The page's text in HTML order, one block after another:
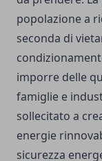
popolazione a
seconda di
imporre delle
famiglie e
sollecitato a
energie
sicurezza